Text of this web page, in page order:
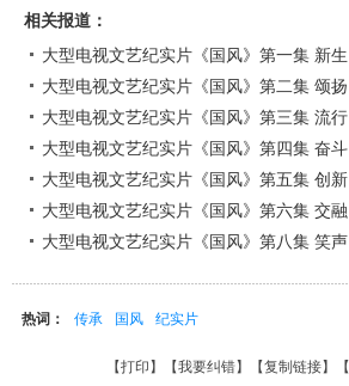
相关报道：
大型电视文艺纪实片《国风》第一集 新生
大型电视文艺纪实片《国风》第二集 颂扬
大型电视文艺纪实片《国风》第三集 流行
大型电视文艺纪实片《国风》第四集 奋斗
大型电视文艺纪实片《国风》第五集 创新
大型电视文艺纪实片《国风》第六集 交融
大型电视文艺纪实片《国风》第八集 笑声
热词： 传承 国风 纪实片
【打印 】【我要纠错】【复制链接】【